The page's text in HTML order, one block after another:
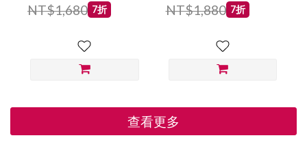
NT$1,680 7折
NT$1,880 7折
查看更多